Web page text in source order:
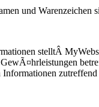
und Warenzeichen
stelltÂ
Informationen